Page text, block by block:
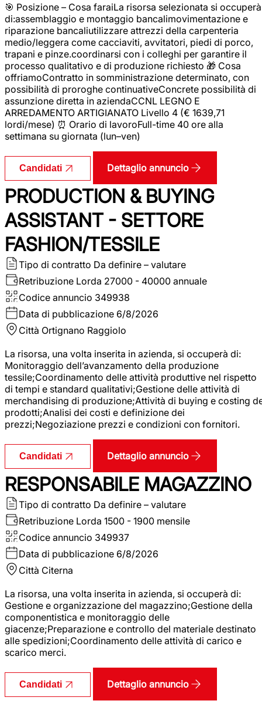
🎯 Posizione – Cosa faraiLa risorsa selezionata si occuperà
di:assemblaggio e montaggio bancalimovimentazione e
riparazione bancaliutilizzare attrezzi della carpenteria
medio/leggera come cacciaviti, avvitatori, piedi di porco,
trapani e pinze.coordinarsi con i colleghi per garantire il
processo qualitativo e di produzione richiesto 🎁 Cosa
offriamoContratto in somministrazione determinato, con
possibilità di proroghe continuativeConcrete possibilità di
assunzione diretta in aziendaCCNL LEGNO E
ARREDAMENTO ARTIGIANATO Livello 4 (€ 1639,71
lordi/mese) ⏰ Orario di lavoroFull-time 40 ore alla
settimana su giornata (lun–ven)
Candidati Dettaglio annuncio
PRODUCTION & BUYING
ASSISTANT - SETTORE
FASHION/TESSILE
Tipo di contratto Da definire – valutare
Retribuzione Lorda 27000 - 40000 annuale
Codice annuncio 349938
Data di pubblicazione 6/8/2026
Città Ortignano Raggiolo
La risorsa, una volta inserita in azienda, si occuperà di:
Monitoraggio dell’avanzamento della produzione
tessile;Coordinamento delle attività produttive nel rispetto
di tempi e standard qualitativi;Gestione delle attività di
merchandising di produzione;Attività di buying e costing
prodotti;Analisi dei costi e definizione dei
prezzi;Negoziazione prezzi e condizioni con fornitori.
Candidati Dettaglio annuncio
RESPONSABILE MAGAZZINO
Tipo di contratto Da definire – valutare
Retribuzione Lorda 1500 - 1900 mensile
Codice annuncio 349937
Data di pubblicazione 6/8/2026
Città Citerna
La risorsa, una volta inserita in azienda, si occuperà di:
Gestione e organizzazione del magazzino;Gestione della
componentistica e monitoraggio delle
giacenze;Preparazione e controllo del materiale destinato
alle spedizioni;Coordinamento delle attività di carico e
scarico merci.
Candidati Dettaglio annuncio